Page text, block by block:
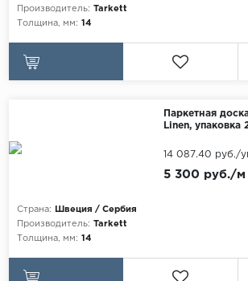
Производитель: Tarkett
Толщина, мм: 14
Паркетная
Linen, упаковка
Страна:
Швеция / Сербия
Производитель: Tarkett
Толщина, мм: 14
5 300 руб./м
14 087.40 руб./